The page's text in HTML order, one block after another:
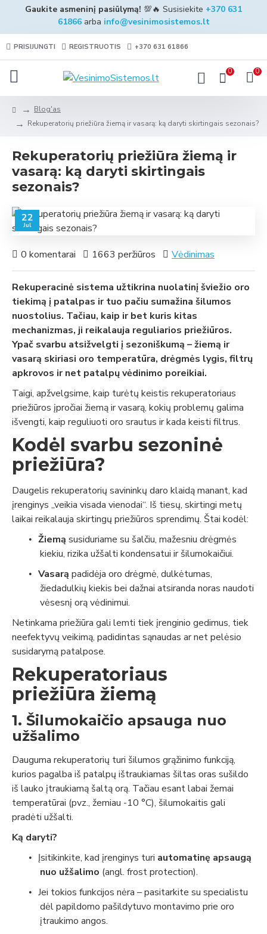
Gaukite asmeninį pasiūlymą! 💯🔥 Susisiekite +370 631
61866arba info@vesinimosistemos.lt
PRISIJUNGTI REGISTRUOTIS +370 631 61866
0 0
Blog'as
Rekuperatorių priežiūra žiemą ir vasarą: ką daryti skirtingais sezonais?
Rekuperatorių priežiūra žiemą ir
vasarą: ką daryti skirtingais
sezonais?
22
Jul
0 komentarai 1663 peržiūros Vėdinimas
Rekuperacinė sistema užtikrina nuolatinį šviežio oro
tiekimą į patalpas ir tuo pačiu sumažina šilumos
nuostolius. Tačiau, kaip ir bet kuris kitas
mechanizmas, ji reikalauja reguliarios priežiūros.
Ypač svarbu atsižvelgti į sezoniškumą – žiemą ir
vasarą skiriasi oro temperatūra, drėgmės lygis, filtrų
apkrovos ir net patalpų vėdinimo poreikiai.
Taigi, apžvelgsime, kaip turėtų keistis rekuperatoriaus
priežiūros įpročiai žiemą ir vasarą, kokių problemų galima
išvengti, kaip reguliuoti oro srautus ir kada keisti filtrus.
Kodėl svarbu sezoninė
priežiūra?
Daugelis rekuperatorių savininkų daro klaidą manant, kad
įrenginys „veikia visada vienodai“. Iš tiesų, skirtingi metų
laikai reikalauja skirtingų priežiūros sprendimų. Štai kodėl:
• Žiemą susiduriame su šalčiu, mažesniu drėgmės
kiekiu, rizika užšalti kondensatui ir šilumokaičiui.
• Vasarą padidėja oro drėgmė, dulkėtumas,
žiedadulkių kiekis bei dažnai atsiranda noras naudoti
vėsesnį orą vėdinimui.
Netinkama priežiūra gali lemti tiek įrenginio gedimus, tiek
neefektyvų veikimą, padidintas sąnaudas ar net pelėsio
susidarymą patalpose.
Rekuperatoriaus
priežiūra žiemą
1. Šilumokaičio apsauga nuo
užšalimo
Dauguma rekuperatorių turi šilumos grąžinimo funkciją,
kurios pagalba iš patalpų ištraukiamas šiltas oras sušildo
iš lauko įtraukiamą šaltą orą. Tačiau esant labai žemai
temperatūrai (pvz., žemiau -10 °C), šilumokaitis gali
pradėti užšalti.
Ką daryti?
• Įsitikinkite, kad įrenginys turi automatinę apsaugą
nuo užšalimo (angl. frost protection).
•
Jei tokios funkcijos nėra – pasitarkite su specialistu
dėl papildomo pašildytuvo montavimo prie oro
įtraukimo angos.